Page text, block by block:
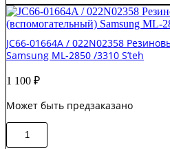
Вал
резиновый
Samsung
ML-
1660/SCX-
S’tech
JC66-01664A / 022N02358
Samsung ML-2850 /3310 S’teh
1 100 ₽
Может быть предзаказано
Количество
товара